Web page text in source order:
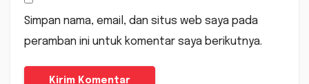
Simpan nama, email, dan situs web saya pada
peramban ini untuk komentar saya berikutnya.